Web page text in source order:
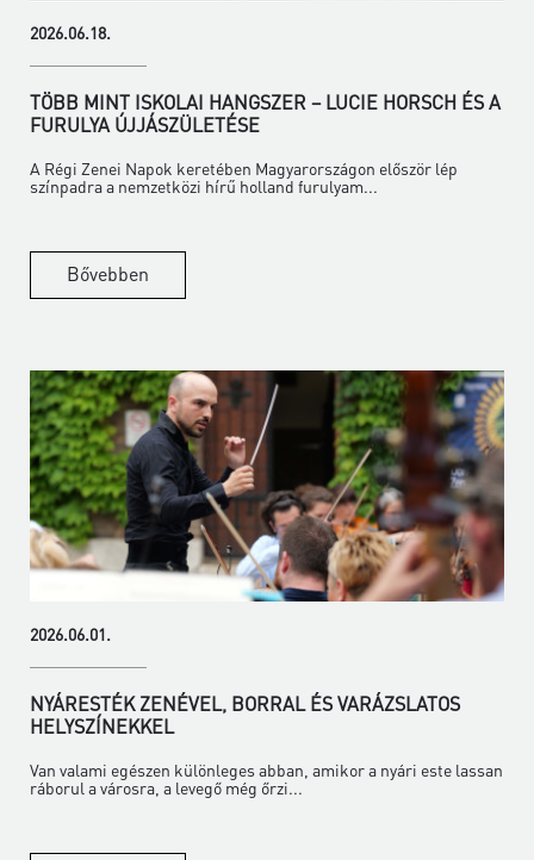
2026.06.18.
TÖBB MINT ISKOLAI HANGSZER – LUCIE HORSCH ÉS A
FURULYA ÚJJÁSZÜLETÉSE
A Régi Zenei Napok keretében Magyarországon először lép
színpadra a nemzetközi hírű holland furulyam...
Bővebben
2026.06.01.
NYÁRESTÉK ZENÉVEL, BORRAL ÉS VARÁZSLATOS
HELYSZÍNEKKEL
Van valami egészen különleges abban, amikor a nyári este lassan
ráborul a városra, a levegő még őrzi...